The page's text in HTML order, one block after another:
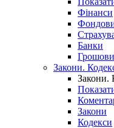
Фінанси
Банки
Закони.
Закони.
Закони
Кодекси